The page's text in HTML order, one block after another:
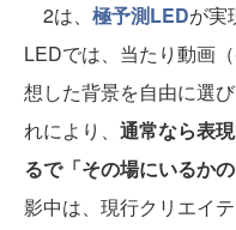
2は、 極予測LEDが実
LEDでは、当たり動画
想した背景を自由に選
れにより、 通常なら表
るで「その場にいるか
影中は、現行クリエイ